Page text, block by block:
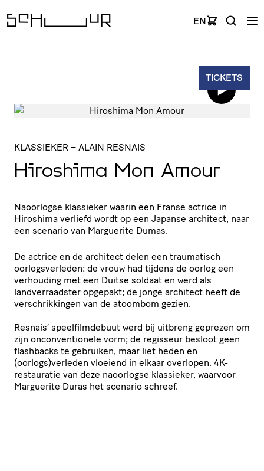
EN
TICKETS
KLASSIEKER – ALAIN RESNAIS
Hiroshima Mon Amour
Naoorlogse klassieker waarin een Franse actrice in
Hiroshima verliefd wordt op een Japanse architect, naar
een scenario van Marguerite Dumas.
De actrice en de architect delen een traumatisch
oorlogsverleden: de vrouw had tijdens de oorlog een
verhouding met een Duitse soldaat en werd als
landverraadster opgepakt; de jonge architect heeft de
verschrikkingen van de atoombom gezien.
Resnais’ speelfilmdebuut werd bij uitbreng geprezen om
zijn onconventionele vorm; de regisseur besloot geen
flashbacks te gebruiken, maar liet heden en
(oorlogs)verleden vloeiend in elkaar overlopen. 4K-
restauratie van deze naoorlogse klassieker, waarvoor
Marguerite Duras het scenario schreef.